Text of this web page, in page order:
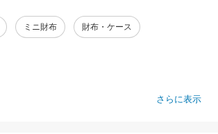
ミニ財布 財布・ケース
さらに表示